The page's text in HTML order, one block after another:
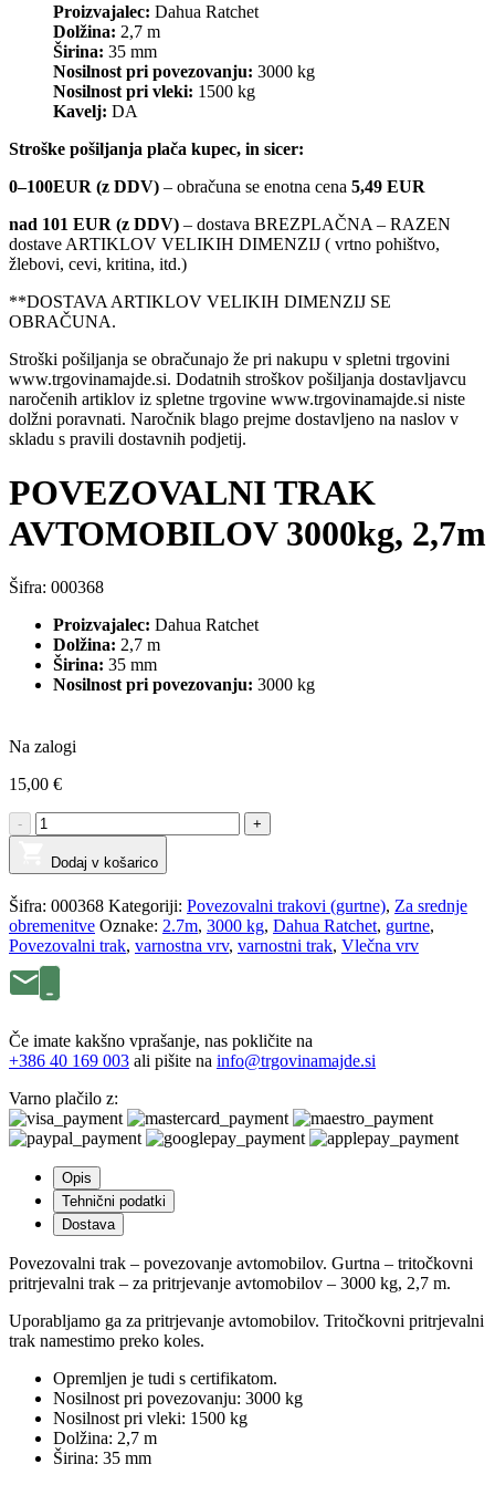
Proizvajalec: Dahua Ratchet
Dolžina: 2,7 m
Širina: 35 mm
Nosilnost pri povezovanju: 3000 kg
Nosilnost pri vleki: 1500 kg
Kavelj: DA
Stroške pošiljanja plača kupec, in sicer:
0–100EUR (z DDV) – obračuna se enotna cena 5,49 EUR
nad 101 EUR (z DDV) – dostava BREZPLAČNA – RAZEN
dostave ARTIKLOV VELIKIH DIMENZIJ ( vrtno pohištvo,
žlebovi, cevi, kritina, itd.)
**DOSTAVA ARTIKLOV VELIKIH DIMENZIJ SE
OBRAČUNA.
Stroški pošiljanja se obračunajo že pri nakupu v spletni trgovini
www.trgovinamajde.si. Dodatnih stroškov pošiljanja dostavljavcu
naročenih artiklov iz spletne trgovine www.trgovinamajde.si niste
dolžni poravnati. Naročnik blago prejme dostavljeno na naslov v
skladu s pravili dostavnih podjetij.
POVEZOVALNI TRAK
AVTOMOBILOV 3000kg, 2,7m
Šifra: 000368
Proizvajalec: Dahua Ratchet
Dolžina: 2,7 m
Širina: 35 mm
Nosilnost pri povezovanju: 3000 kg
Na zalogi
15,00 €
-
POVEZOVALNI
TRAK
AVTOMOBILOV
3000kg,
2,7m
količina
+
Dodaj v košarico
Šifra: 000368 Kategoriji: Povezovalni trakovi (gurtne), Za srednje
obremenitve Oznake: 2.7m, 3000 kg, Dahua Ratchet, gurtne,
Povezovalni trak, varnostna vrv, varnostni trak, Vlečna vrv
Če imate kakšno vprašanje, nas pokličite na
+386 40 169 003 ali pišite na info@trgovinamajde.si
Varno plačilo z:
Opis
Tehnični podatki
Dostava
Povezovalni trak – povezovanje avtomobilov. Gurtna – tritočkovni
pritrjevalni trak – za pritrjevanje avtomobilov – 3000 kg, 2,7 m.
Uporabljamo ga za pritrjevanje avtomobilov. Tritočkovni pritrjevalni
trak namestimo preko koles.
Opremljen je tudi s certifikatom.
Nosilnost pri povezovanju: 3000 kg
Nosilnost pri vleki: 1500 kg
Dolžina: 2,7 m
Širina: 35 mm